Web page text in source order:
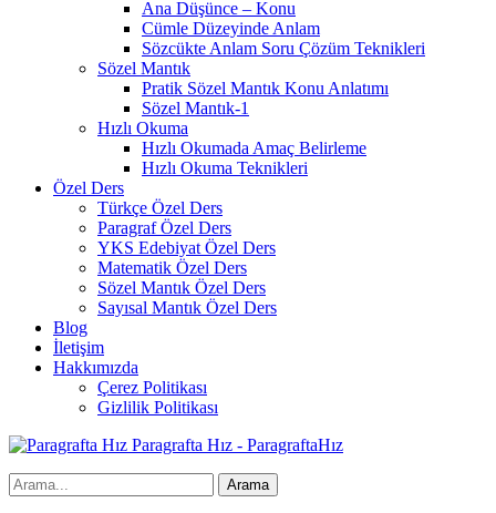
Ana Düşünce – Konu
Cümle Düzeyinde Anlam
Sözcükte Anlam Soru Çözüm Teknikleri
Sözel Mantık
Pratik Sözel Mantık Konu Anlatımı
Sözel Mantık-1
Hızlı Okuma
Hızlı Okumada Amaç Belirleme
Hızlı Okuma Teknikleri
Özel Ders
Türkçe Özel Ders
Paragraf Özel Ders
YKS Edebiyat Özel Ders
Matematik Özel Ders
Sözel Mantık Özel Ders
Sayısal Mantık Özel Ders
Blog
İletişim
Hakkımızda
Çerez Politikası
Gizlilik Politikası
Paragrafta Hız - ParagraftaHız